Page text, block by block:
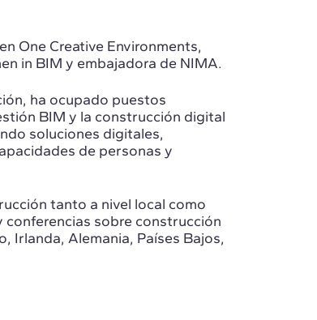
One Creative Environments,
in BIM y embajadora de NIMA.
ha ocupado puestos
BIM y la construcción digital
soluciones digitales,
de personas y
tanto a nivel local como
sobre construcción
Irlanda, Alemania, Países Bajos,